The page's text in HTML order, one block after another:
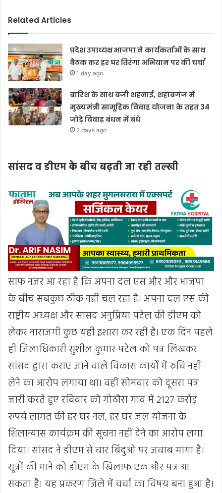
Related Articles
प्रदेश उपाध्यक्ष भाजपा ने कार्यकर्ताओं के साथ
बैठक कर हर घर तिरंगा अभियान पर की चर्चा
1 day ago
बारिश के साथ बजी शहनाई, शहाबगंज में
मुख्यमंत्री सामूहिक विवाह योजना के तहत 34
जोड़े विवाह बंधन में बंधे
2 days ago
सांसद व डीएम के बीच बढ़ती जा रही तल्खी
साफ नजर आ रहा है कि अपना दल एस और और भाजपा
के बीच सबकुछ ठीक नहीं चल रहा है। अपना दल एस की
राष्ट्रीय अध्यक्ष और सांसद अनुप्रिया पटेल की डीएम को
लेकर नाराजगी कुछ यही इशारा कर रही है। एक दिन पहले
ही जिलाधिकारी सुशील कुमार पटेल को पत्र लिखकर
सांसद द्वारा कराए जाने वाले विकास कार्यों में रुचि नहीं
लेने का आरोप लगाया था। वहीं सोमवार को दूसरा पत्र
जारी करते हुए रविवार को गोठौरा गांव में 2127 करोड़
रुपये लागत की हर घर नल, हर घर जल योजना के
शिलान्यास कार्यक्रम की सूचना नहीं देने का आरोप लगा
दिया। सांसद ने डीएम से चार बिंदुओं पर जवाब मांगा है।
सूत्रों की माने को डीएम के खिलाफ एक और पत्र आ
सकता है। यह प्रकरण जिले में चर्चा का विषय बना हुआ है।